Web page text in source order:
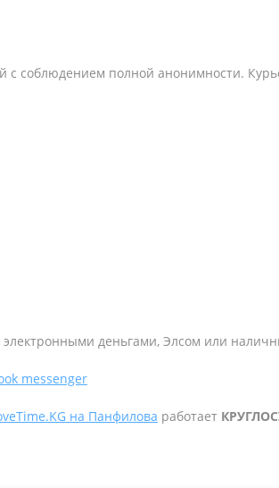
с соблюдением полной анонимности.
электронными деньгами, Элсом или
messenger
на Панфилова работает